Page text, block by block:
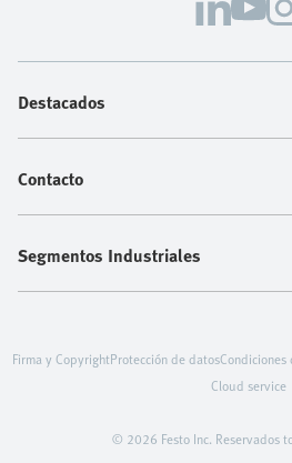
Destacados
Contacto
Segmentos Industriales
© 2026 Festo Inc. Reservados
Firma y CopyrightProtección de datosCondiciones
Cloud service